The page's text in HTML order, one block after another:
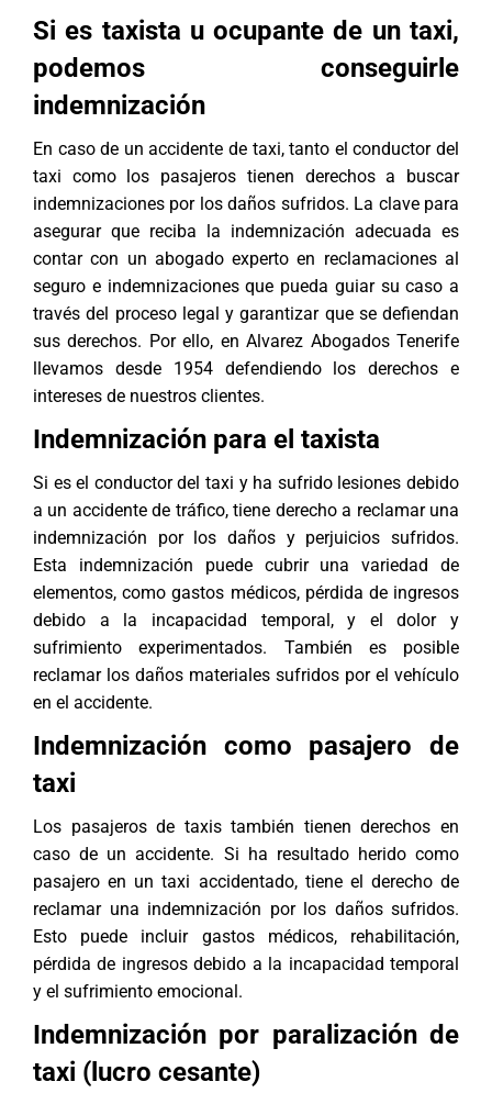
Si es taxista u ocupante de un taxi,
podemos conseguirle
indemnización
En caso de un accidente de taxi, tanto el conductor del
taxi como los pasajeros tienen derechos a buscar
indemnizaciones por los daños sufridos. La clave para
asegurar que reciba la indemnización adecuada es
contar con un abogado experto en reclamaciones al
seguro e indemnizaciones que pueda guiar su caso a
través del proceso legal y garantizar que se defiendan
sus derechos. Por ello, enAlvarez Abogados Tenerife
llevamos desde 1954 defendiendo los derechos e
intereses de nuestros clientes.
Indemnización para el taxista
Si es el conductor del taxi y ha sufrido lesiones debido
a un accidente de tráfico, tiene derecho a reclamar una
indemnización por los daños y perjuicios sufridos.
Esta indemnización puede cubrir una variedad de
elementos, como gastos médicos, pérdida de ingresos
debido a la incapacidad temporal, y el dolor y
sufrimiento experimentados. También es posible
reclamar los daños materiales sufridos por el vehículo
en el accidente.
Indemnización como pasajero de
taxi
Los pasajeros de taxis también tienen derechos en
caso de un accidente. Si ha resultado herido como
pasajero en un taxi accidentado, tiene el derecho de
reclamar una indemnización por los daños sufridos.
Esto puede incluir gastos médicos, rehabilitación,
pérdida de ingresos debido a la incapacidad temporal
y el sufrimiento emocional.
Indemnización por paralización de
taxi (lucro cesante)